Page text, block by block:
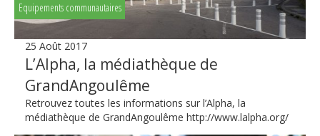
Equipements communautaires
25 Août 2017
L’Alpha, la médiathèque de
GrandAngoulême
Retrouvez toutes les informations sur l’Alpha, la
médiathèque de GrandAngoulême http://www.lalpha.org/